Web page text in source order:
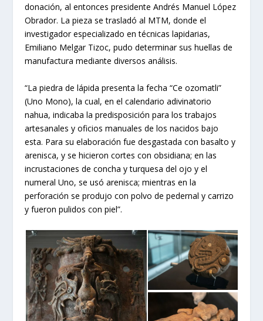
donación, al entonces presidente Andrés Manuel López
Obrador. La pieza se trasladó al MTM, donde el
investigador especializado en técnicas lapidarias,
Emiliano Melgar Tizoc, pudo determinar sus huellas de
manufactura mediante diversos análisis.
“La piedra de lápida presenta la fecha “Ce ozomatli”
(Uno Mono), la cual, en el calendario adivinatorio
nahua, indicaba la predisposición para los trabajos
artesanales y oficios manuales de los nacidos bajo
esta. Para su elaboración fue desgastada con basalto y
arenisca, y se hicieron cortes con obsidiana; en las
incrustaciones de concha y turquesa del ojo y el
numeral Uno, se usó arenisca; mientras en la
perforación se produjo con polvo de pedernal y carrizo
y fueron pulidos con piel”.